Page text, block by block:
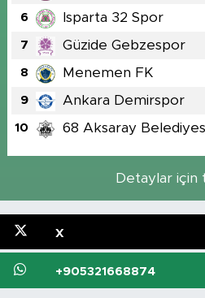
6 Isparta 32 Spor
7 Güzide Gebzespor
8 Menemen FK
9 Ankara Demirspor
10 68 Aksaray
Detaylar için
X
+905321668874